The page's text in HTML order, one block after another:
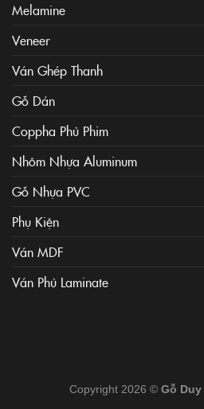
Melamine
Veneer
Ván Ghép Thanh
Gỗ Dán
Coppha Phủ Phim
Nhôm Nhựa Aluminum
Gỗ Nhựa PVC
Phụ Kiện
Ván MDF
Ván Phủ Laminate
Copyright 2026 © Gỗ Duy